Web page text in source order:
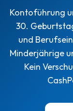
Kontoführung
30.
und
Minderjährige
Kein